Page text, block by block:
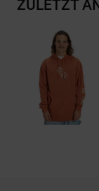
ZULETZT